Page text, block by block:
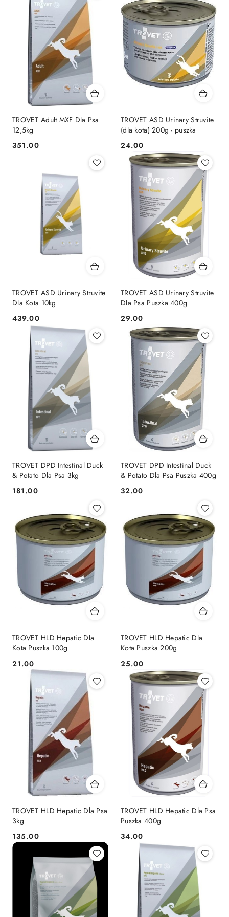
TROVET Adult MXF Dla Psa
12,5kg
Cena:
351.00
TROVET ASD Urinary Struvite
(dla kota) 200g - puszka
Cena:
24.00
TROVET ASD Urinary Struvite
Dla Kota 10kg
Cena:
439.00
TROVET ASD Urinary Struvite
Dla Psa Puszka 400g
Cena:
29.00
TROVET DPD Intestinal Duck
& Potato Dla Psa 3kg
Cena:
181.00
TROVET DPD Intestinal Duck
& Potato Dla Psa Puszka 400g
Cena:
32.00
TROVET HLD Hepatic Dla
Kota Puszka 100g
Cena:
21.00
TROVET HLD Hepatic Dla
Kota Puszka 200g
Cena:
25.00
TROVET HLD Hepatic Dla Psa
3kg
Cena:
135.00
TROVET HLD Hepatic Dla Psa
Puszka 400g
Cena:
34.00